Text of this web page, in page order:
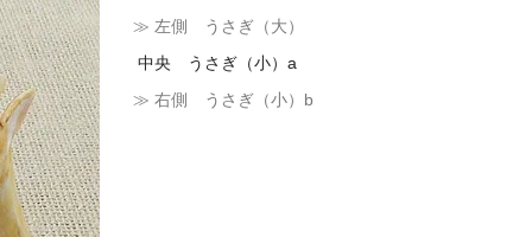
≫ 左側 うさぎ（大）
中央 うさぎ（小）a
≫ 右側 うさぎ（小）b